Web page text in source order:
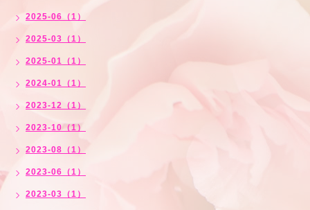
2025-06（1）
2025-03（1）
2025-01（1）
2024-01（1）
2023-12（1）
2023-10（1）
2023-08（1）
2023-06（1）
2023-03（1）